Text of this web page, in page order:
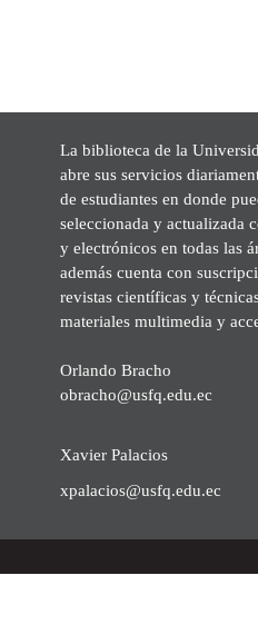
La biblioteca de la
abre sus servicios
de estudiantes en donde
seleccionada y actualizada
y electrónicos en todas las
además cuenta con
revistas científicas y
materiales multimedia y
Orlando Bracho
obracho@usfq.edu.ec
Xavier Palacios
xpalacios@usfq.edu.ec